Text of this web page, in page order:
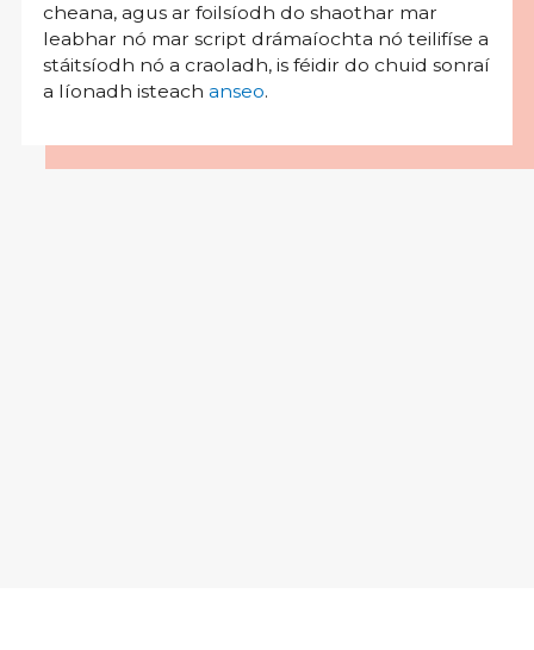
cheana, agus ar foilsíodh do shaothar mar
leabhar nó mar script drámaíochta nó teilifíse a
stáitsíodh nó a craoladh, is féidir do chuid sonraí
a líonadh isteach anseo.